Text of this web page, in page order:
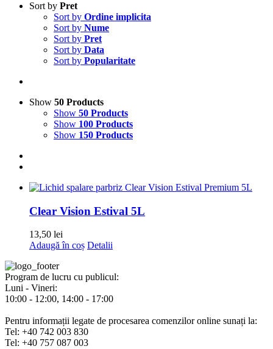
Sort by Pret
Sort by Ordine implicita
Sort by Nume
Sort by Pret
Sort by Data
Sort by Popularitate
Show 50 Products
Show 50 Products
Show 100 Products
Show 150 Products
Clear Vision Estival 5L
13,50 lei
Adaugă în coș Detalii
Program de lucru cu publicul:
Luni - Vineri:
10:00 - 12:00, 14:00 - 17:00
Pentru informații legate de procesarea comenzilor online sunați la:
Tel: +40 742 003 830
Tel: +40 757 087 003